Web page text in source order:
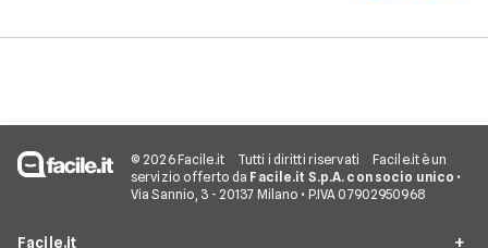
© 2026 Facile.it Tutti i diritti riservati
Facile.it è un
servizio offerto da Facile.it S.p.A. con socio unico •
Via Sannio, 3 - 20137 Milano • P.IVA 07902950968
Facile.it